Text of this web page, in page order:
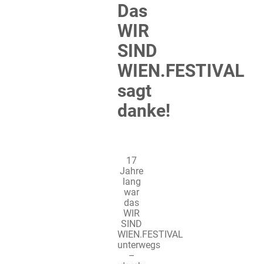
Das
WIR
SIND
WIEN.FESTIVAL
sagt
danke!
17
Jahre
lang
war
das
WIR
SIND
WIEN.FESTIVAL
unterwegs
–